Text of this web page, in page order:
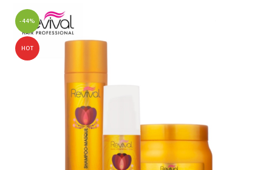
-44%
HOT